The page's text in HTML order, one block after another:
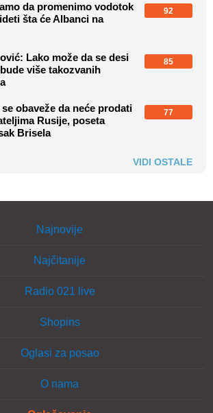
da promenimo vodotok
šta će Albanci na
92
Lako može da se desi
više takozvanih
85
obaveže da neće prodati
Rusije, poseta
Brisela
77
VIDI OSTALE
Najnovije
Najčitanije
Radio 021 live
Shopins
Oglasi za posao
O nama